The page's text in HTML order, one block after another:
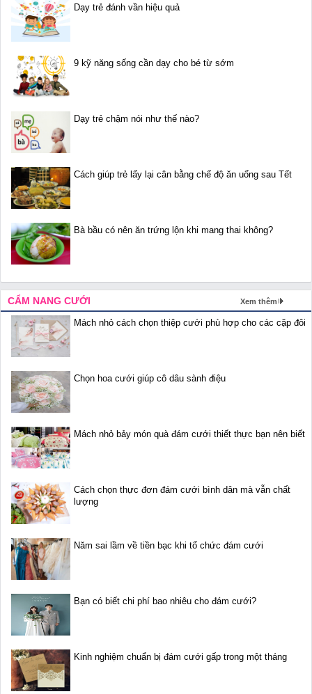
Dạy trẻ đánh vần hiệu quả
9 kỹ năng sống cần dạy cho bé từ sớm
Dạy trẻ chậm nói như thế nào?
Cách giúp trẻ lấy lại cân bằng chế độ ăn uống sau Tết
Bà bầu có nên ăn trứng lộn khi mang thai không?
CẨM NANG CƯỚI Xem thêm
Mách nhỏ cách chọn thiệp cưới phù hợp cho các cặp đôi
Chọn hoa cưới giúp cô dâu sành điệu
Mách nhỏ bảy món quà đám cưới thiết thực bạn nên biết
Cách chọn thực đơn đám cưới bình dân mà vẫn chất
lượng
Năm sai lầm về tiền bạc khi tổ chức đám cưới
Bạn có biết chi phí bao nhiêu cho đám cưới?
Kinh nghiệm chuẩn bị đám cưới gấp trong một tháng